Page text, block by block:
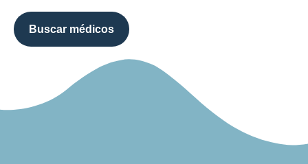
Buscar médicos